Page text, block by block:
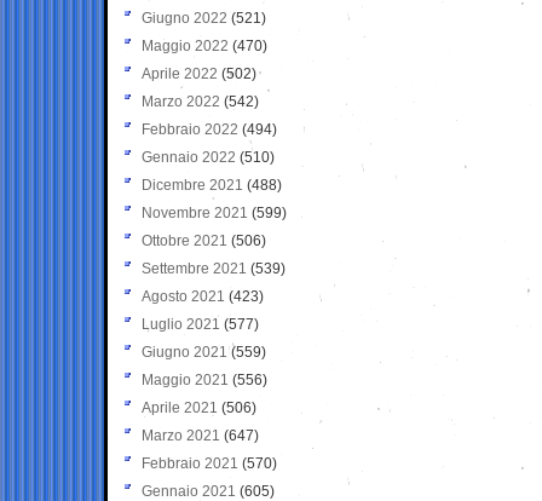
Giugno 2022 (521)
Maggio 2022 (470)
Aprile 2022 (502)
Marzo 2022 (542)
Febbraio 2022 (494)
Gennaio 2022 (510)
Dicembre 2021 (488)
Novembre 2021 (599)
Ottobre 2021 (506)
Settembre 2021 (539)
Agosto 2021 (423)
Luglio 2021 (577)
Giugno 2021(559)
Maggio 2021 (556)
Aprile 2021 (506)
Marzo 2021 (647)
Febbraio 2021 (570)
Gennaio 2021 (605)